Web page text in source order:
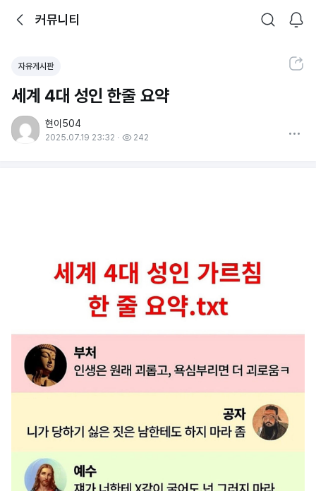
뒤로가기커뮤니티
커뮤니티
검색
알림
공유하기
자유게시판
세계 4대 성인 한줄 요약
현이504
2025.07.19 23:32 242